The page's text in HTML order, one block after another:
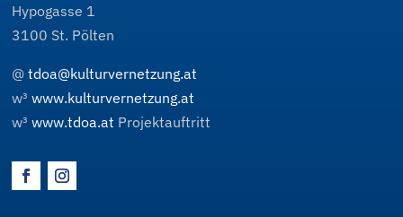
Hypogasse 1
3100 St. Pölten
@tdoa@kulturvernetzung.at
w³www.kulturvernetzung.at
w³www.tdoa.at Projektauftritt